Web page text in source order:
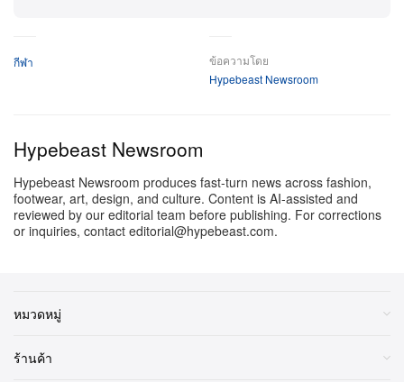
เดียวกันถึงความหนักหน่วงทางร่างกายจากโค้งความเร็ว
สูงที่อัด G-force แบบไม่ยั้ง อัญมณีล้ำค่าของทั้งคอมเพล็กซ์
ยาวที่ไม่ปรานีใคร ผลักทั้งขีดจำกัดของร่างกายมนุษย์และ
วิศวกรรมอากาศพลศาสตร์ไปจนสุดปลายเส้น ด้วยการกา
รันตีการแข่งขันระยะยาว ผู้นำ Formula 1 กำลังส่ง
สัญญาณชัดเจนถึงความสำคัญเชิงกลยุทธ์ของตลาดยูเร
เชีย พร้อมตอบเสียงเรียกร้องอย่างต่อเนื่องจากแฟน ๆ ที่
แม้ตารางใหญ่ปี 2027 จะยังคุมโควตาไว้ที่ 24 เรซอย่าง
โปรตุเกสทำให้โครงสร้างทัวร์ยุโรปแบบดั้งเดิมต้องขยับ
กีฬา
ข้อความโดย
Hypebeast Newsroom
Hypebeast Newsroom
Hypebeast Newsroom produces fast-turn news across fashion,
footwear, art, design, and culture. Content is AI-assisted and
reviewed by our editorial team before publishing. For corrections
or inquiries, contact editorial@hypebeast.com.
หมวดหมู่
ร้านค้า